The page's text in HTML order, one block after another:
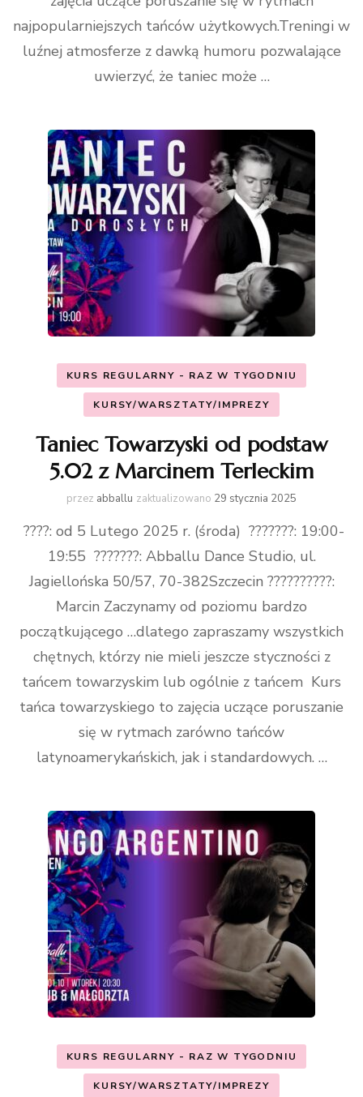
najpopularniejszych tańców użytkowych.Treningi w
luźnej atmosferze z dawką humoru pozwalające
uwierzyć, że taniec może …
KURS REGULARNY - RAZ W TYGODNIU
KURSY/WARSZTATY/IMPREZY
Taniec Towarzyski od podstaw
5.02 z Marcinem Terleckim
przez abballu zaktualizowano 29 stycznia 2025
????: od 5 Lutego 2025 r. (środa) ???????: 19:00-
19:55 ???????: Abballu Dance Studio, ul.
Jagiellońska 50/57, 70-382Szczecin ??????????:
Marcin Zaczynamy od poziomu bardzo
początkującego …dlatego zapraszamy wszystkich
chętnych, którzy nie mieli jeszcze styczności z
tańcem towarzyskim lub ogólnie z tańcem Kurs
tańca towarzyskiego to zajęcia uczące poruszanie
się w rytmach zarówno tańców
latynoamerykańskich, jak i standardowych. …
KURS REGULARNY - RAZ W TYGODNIU
KURSY/WARSZTATY/IMPREZY